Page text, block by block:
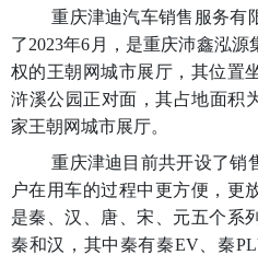
重庆津迪汽车销售服务有
了2023年6月，是重庆沛鑫泓
权的王朝网城市展厅，其位置
浒溪公园正对面，其占地面积
家王朝网城市展厅。
重庆津迪目前共开设了销
户在用车的过程中更方便，更
是秦、汉、唐、宋、元五个系
秦和汉，其中秦有秦EV、秦